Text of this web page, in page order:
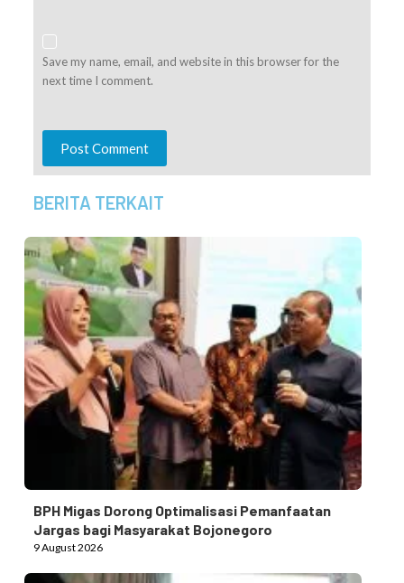
Save my name, email, and website in this browser for the
next time I comment.
Post Comment
BERITA TERKAIT
BPH Migas Dorong Optimalisasi Pemanfaatan
Jargas bagi Masyarakat Bojonegoro
9 August 2026